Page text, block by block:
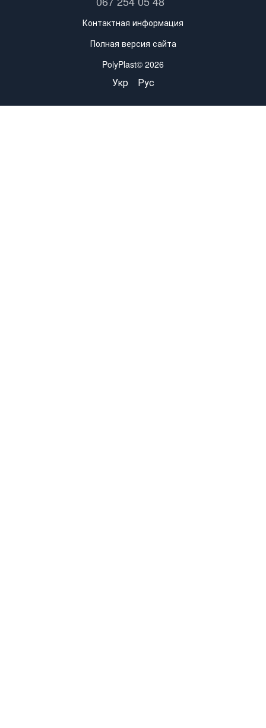
Контактная информация
Полная версия сайта
PolyPlast© 2026
Укр Рус